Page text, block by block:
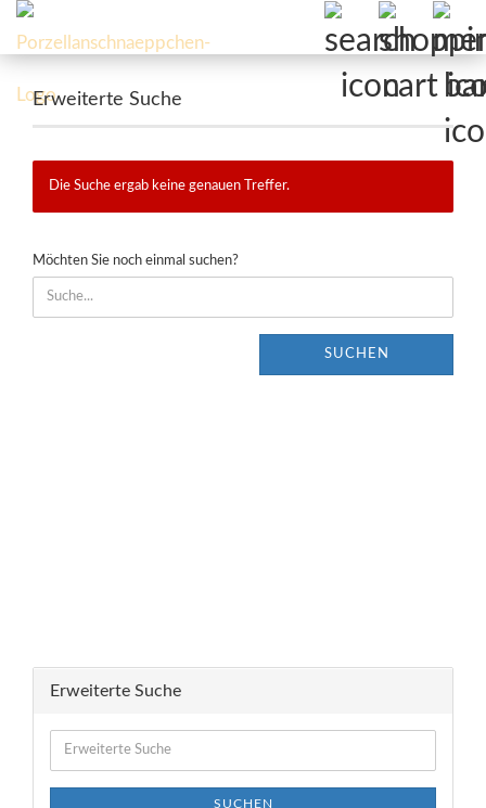
Erweiterte Suche
Die Suche ergab keine genauen Treffer.
MÖCHTEN
SIE
NOCH
EINMAL
Möchten Sie noch einmal suchen?
SUCHEN
Erweiterte Suche
Suche
SUCHEN